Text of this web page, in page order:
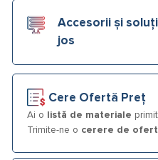
Accesorii și
jos
Cere Ofertă Preț
Ai o listă de materiale
Trimite-ne o cerere de